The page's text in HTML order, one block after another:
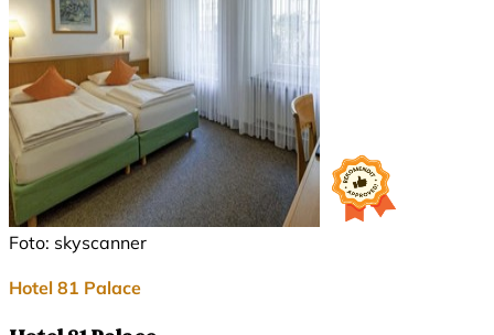
Foto: skyscanner
Hotel 81 Palace